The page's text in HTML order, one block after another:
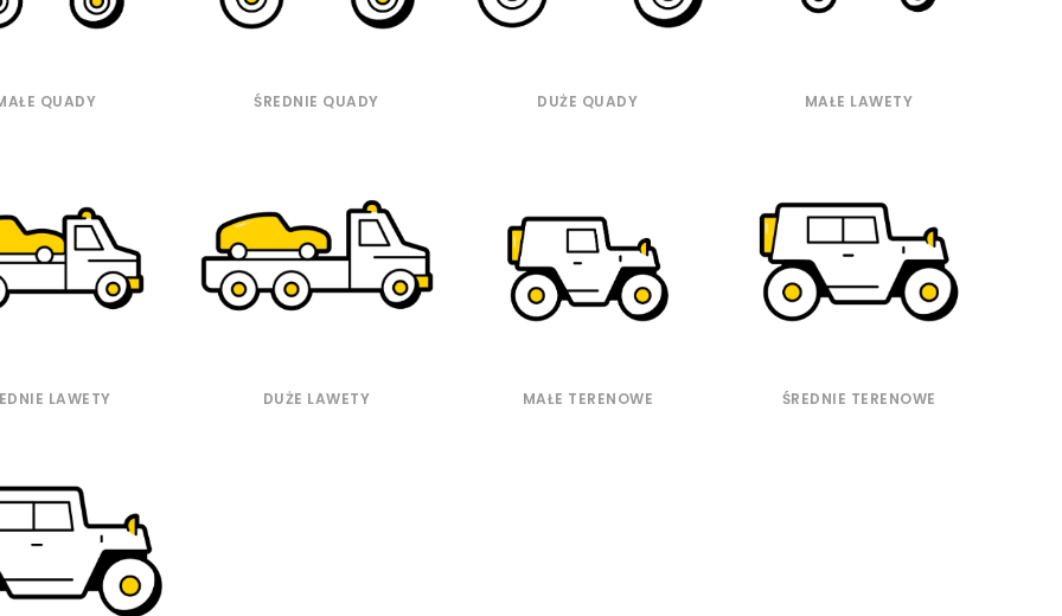
QUADY ŚREDNIE QUADY DUŻE QUADY MAŁE LAWETY
LAWETY DUŻE LAWETY MAŁE TERENOWE ŚREDNIE TERENOWE